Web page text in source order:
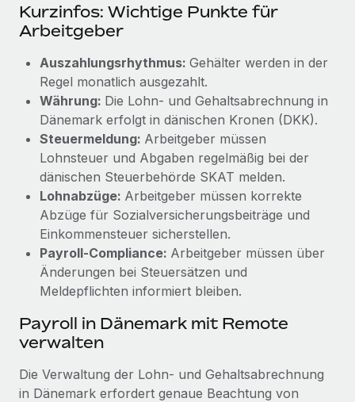
Kurzinfos: Wichtige Punkte für
Arbeitgeber
Auszahlungsrhythmus: Gehälter werden in der
Regel monatlich ausgezahlt.
Währung: Die Lohn- und Gehaltsabrechnung in
Dänemark erfolgt in dänischen Kronen (DKK).
Steuermeldung: Arbeitgeber müssen
Lohnsteuer und Abgaben regelmäßig bei der
dänischen Steuerbehörde SKAT melden.
Lohnabzüge: Arbeitgeber müssen korrekte
Abzüge für Sozialversicherungsbeiträge und
Einkommensteuer sicherstellen.
Payroll-Compliance: Arbeitgeber müssen über
Änderungen bei Steuersätzen und
Meldepflichten informiert bleiben.
Payroll in Dänemark mit Remote
verwalten
Die Verwaltung der Lohn- und Gehaltsabrechnung
in Dänemark erfordert genaue Beachtung von